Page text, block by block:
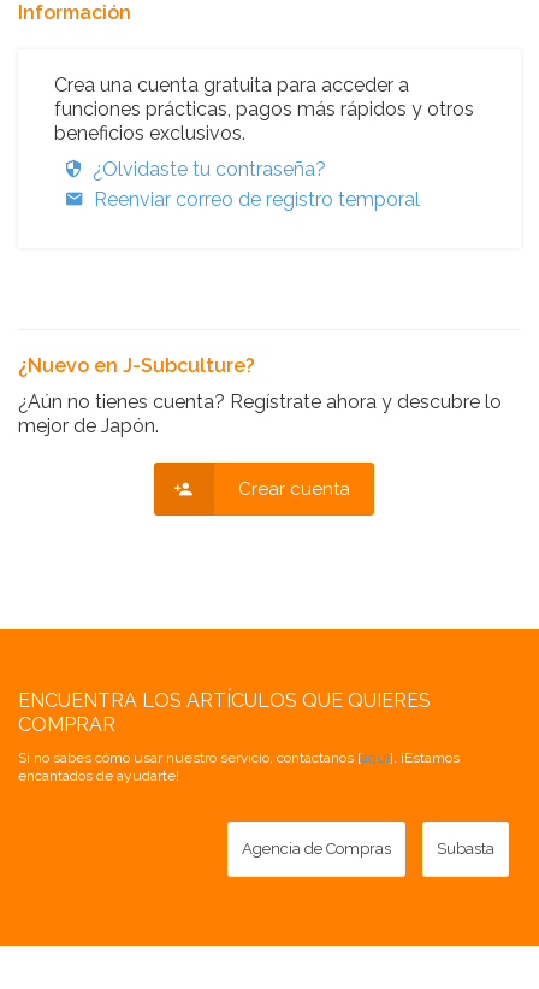
Información
Crea una cuenta gratuita para acceder a
funciones prácticas, pagos más rápidos y otros
beneficios exclusivos.
¿Olvidaste tu contraseña?
Reenviar correo de registro temporal
¿Nuevo en J-Subculture?
¿Aún no tienes cuenta? Regístrate ahora y descubre lo
mejor de Japón.
Crear cuenta
ENCUENTRA LOS ARTÍCULOS QUE QUIERES
COMPRAR
Si no sabes cómo usar nuestro servicio, contáctanos [aquí]. ¡Estamos
encantados de ayudarte!
Agencia de Compras Subasta